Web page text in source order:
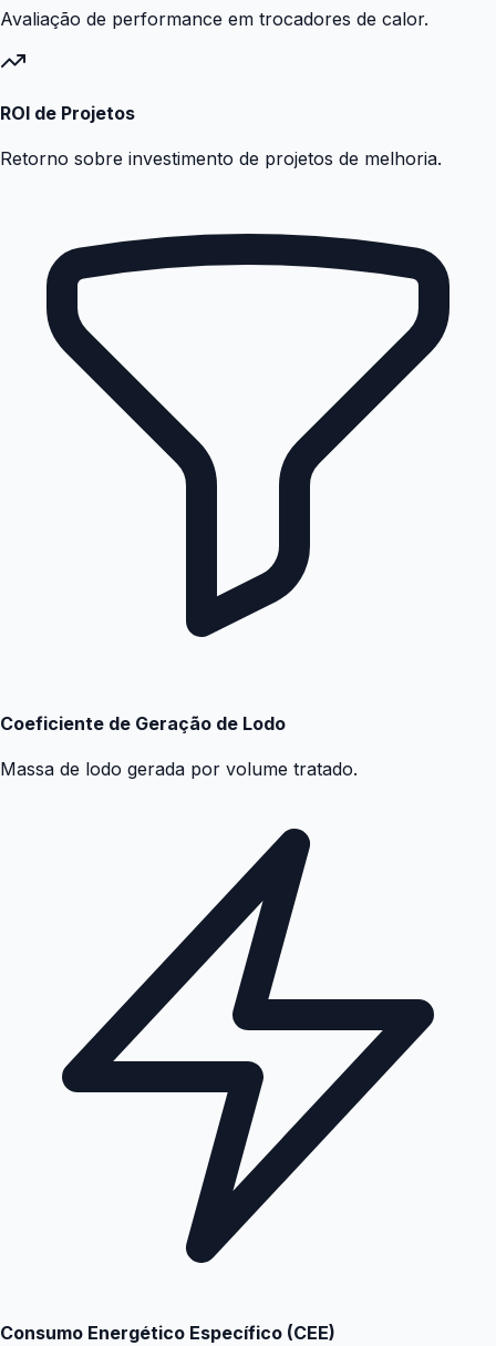
Avaliação de performance em trocadores de calor.
ROI de Projetos
Retorno sobre investimento de projetos de melhoria.
Coeficiente de Geração de Lodo
Massa de lodo gerada por volume tratado.
Consumo Energético Específico (CEE)